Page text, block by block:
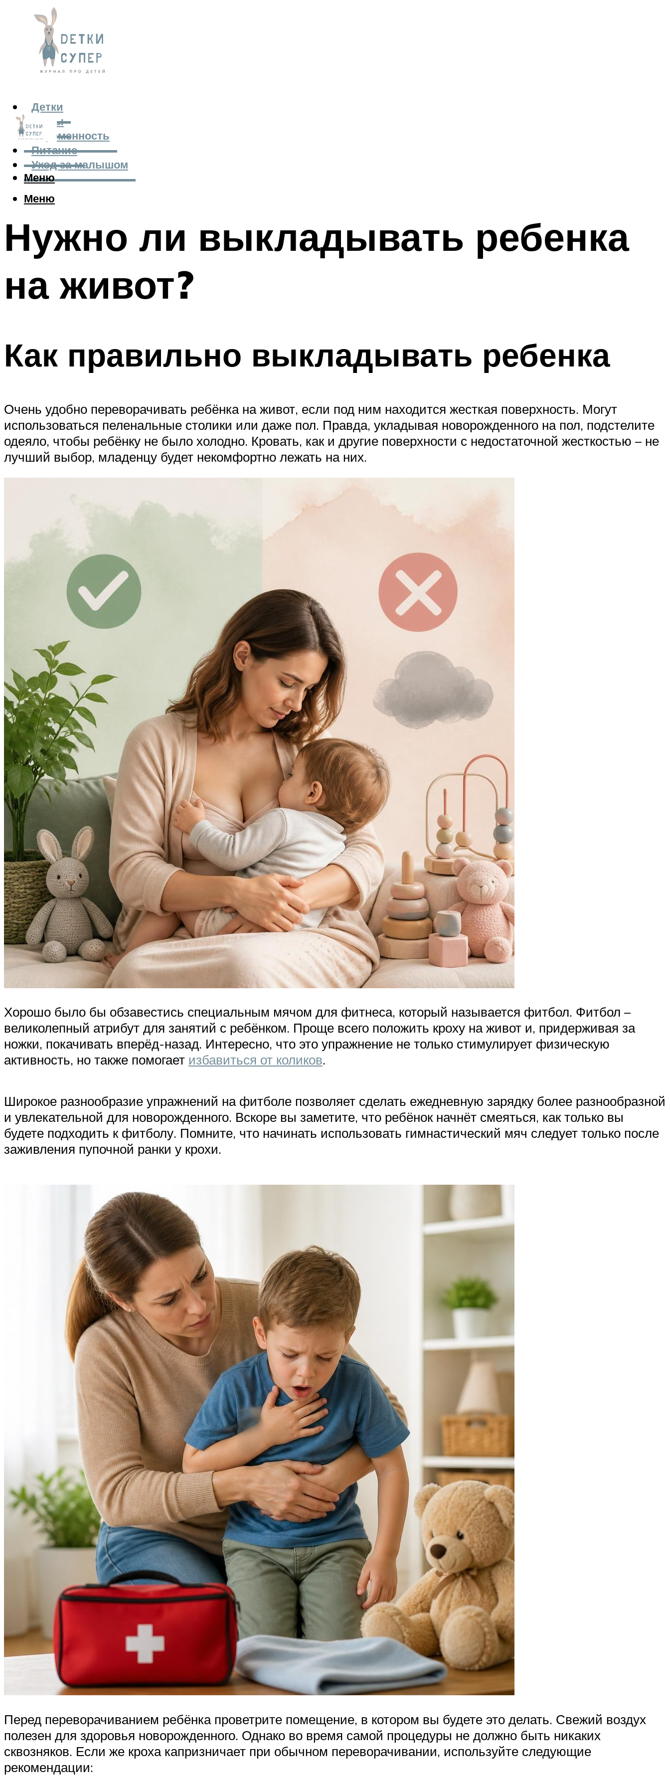
Детки
Мамы
Беременность
Питание
Уход за малышом
Меню
Меню
Нужно ли выкладывать ребенка
на живот?
Как правильно выкладывать ребенка
Очень удобно переворачивать ребёнка на живот, если под ним находится жесткая поверхность. Могут
использоваться пеленальные столики или даже пол. Правда, укладывая новорожденного на пол, подстелите
одеяло, чтобы ребёнку не было холодно. Кровать, как и другие поверхности с недостаточной жесткостью – не
лучший выбор, младенцу будет некомфортно лежать на них.
Хорошо было бы обзавестись специальным мячом для фитнеса, который называется фитбол. Фитбол –
великолепный атрибут для занятий с ребёнком. Проще всего положить кроху на живот и, придерживая за
ножки, покачивать вперёд-назад. Интересно, что это упражнение не только стимулирует физическую
активность, но также помогает избавиться от коликов.
Широкое разнообразие упражнений на фитболе позволяет сделать ежедневную зарядку более разнообразной
и увлекательной для новорожденного. Вскоре вы заметите, что ребёнок начнёт смеяться, как только вы
будете подходить к фитболу. Помните, что начинать использовать гимнастический мяч следует только после
заживления пупочной ранки у крохи.
Перед переворачиванием ребёнка проветрите помещение, в котором вы будете это делать. Свежий воздух
полезен для здоровья новорожденного. Однако во время самой процедуры не должно быть никаких
сквозняков. Если же кроха капризничает при обычном переворачивании, используйте следующие
рекомендации: